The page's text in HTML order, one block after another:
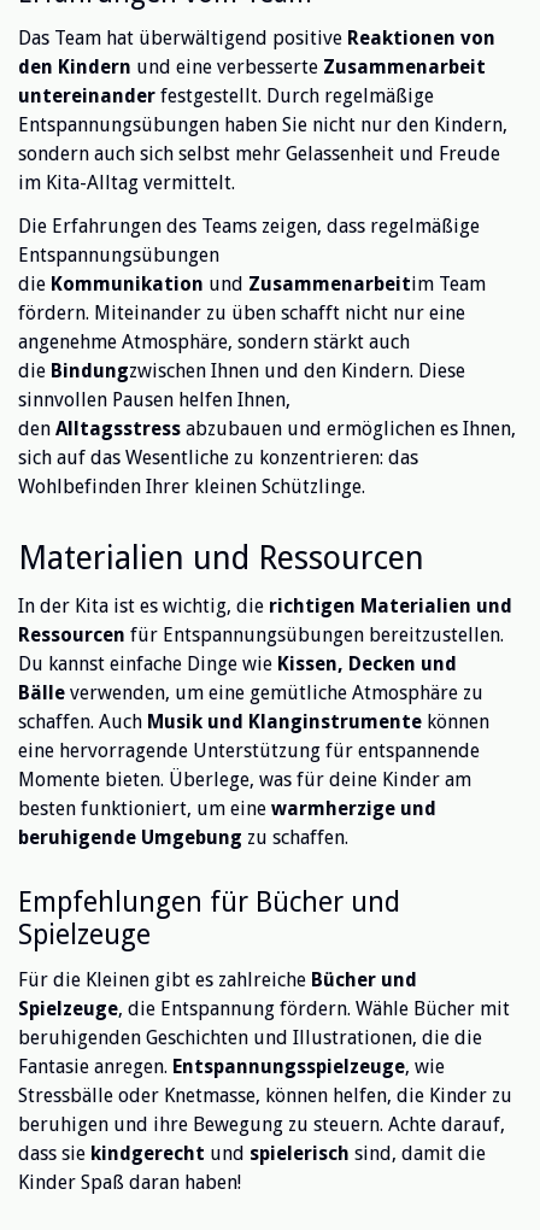
Das Team hat überwältigend positive Reaktionen von
den Kindern und eine verbesserte Zusammenarbeit
untereinander festgestellt. Durch regelmäßige
Entspannungsübungen haben Sie nicht nur den Kindern,
sondern auch sich selbst mehr Gelassenheit und Freude
im Kita-Alltag vermittelt.
Die Erfahrungen des Teams zeigen, dass regelmäßige
Entspannungsübungen
die Kommunikation und Zusammenarbeitim Team
fördern. Miteinander zu üben schafft nicht nur eine
angenehme Atmosphäre, sondern stärkt auch
die Bindungzwischen Ihnen und den Kindern. Diese
sinnvollen Pausen helfen Ihnen,
den Alltagsstress abzubauen und ermöglichen es Ihnen,
sich auf das Wesentliche zu konzentrieren: das
Wohlbefinden Ihrer kleinen Schützlinge.
Materialien und Ressourcen
In der Kita ist es wichtig, die richtigen Materialien und
Ressourcen für Entspannungsübungen bereitzustellen.
Du kannst einfache Dinge wie Kissen, Decken und
Bälle verwenden, um eine gemütliche Atmosphäre zu
schaffen. Auch Musik und Klanginstrumente können
eine hervorragende Unterstützung für entspannende
Momente bieten. Überlege, was für deine Kinder am
besten funktioniert, um eine warmherzige und
beruhigende Umgebung zu schaffen.
Empfehlungen für Bücher und
Spielzeuge
Für die Kleinen gibt es zahlreiche Bücher und
Spielzeuge, die Entspannung fördern. Wähle Bücher mit
beruhigenden Geschichten und Illustrationen, die die
Fantasie anregen. Entspannungsspielzeuge, wie
Stressbälle oder Knetmasse, können helfen, die Kinder zu
beruhigen und ihre Bewegung zu steuern. Achte darauf,
dass sie kindgerecht und spielerisch sind, damit die
Kinder Spaß daran haben!